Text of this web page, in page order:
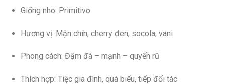
Giống nho: Primitivo
Hương vị: Mận chín, cherry đen, socola, vani
Phong cách: Đậm đà – mạnh – quyến rũ
Thích hợp: Tiệc gia đình, quà biếu, tiếp đối tác